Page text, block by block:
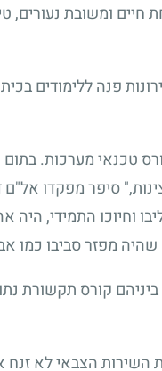
ומשובת נעורים,
פנה ללימודים
טכנאי מערכות. בתום
סיפר מפקדו
וחיוכו התמידי,
שהיה מפזר סביבו כמו
קורס תקשורת
הצבאי לא